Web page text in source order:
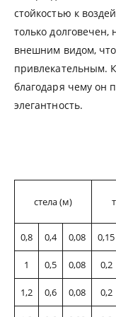
стойкостью к
только
внешним видом,
привлекательным.
благодаря чему он
элегантность.
стела (м)
0,8 0,4 0,08 0,15
1 0,5 0,08 0,2
1,2 0,6 0,08 0,2